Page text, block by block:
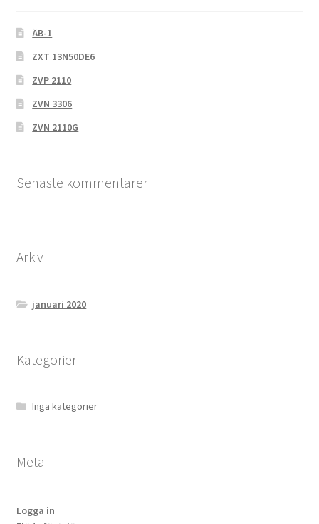
ÄB-1
ZXT 13N50DE6
ZVP 2110
ZVN 3306
ZVN 2110G
Senaste kommentarer
Arkiv
januari 2020
Kategorier
Inga kategorier
Meta
Logga in